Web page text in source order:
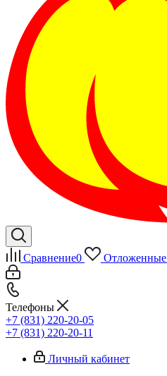
Сравнение0 Отложенные
Телефоны
+7 (831) 220-20-05
+7 (831) 220-20-11
Личный кабинет